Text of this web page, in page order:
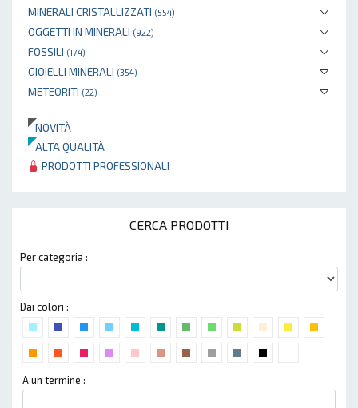
MINERALI CRISTALLIZZATI (554)
OGGETTI IN MINERALI (922)
FOSSILI (174)
GIOIELLI MINERALI (354)
METEORITI (22)
NOVITÀ
ALTA QUALITÀ
PRODOTTI PROFESSIONALI
CERCA PRODOTTI
Per categoria :
Dai colori :
A un termine :